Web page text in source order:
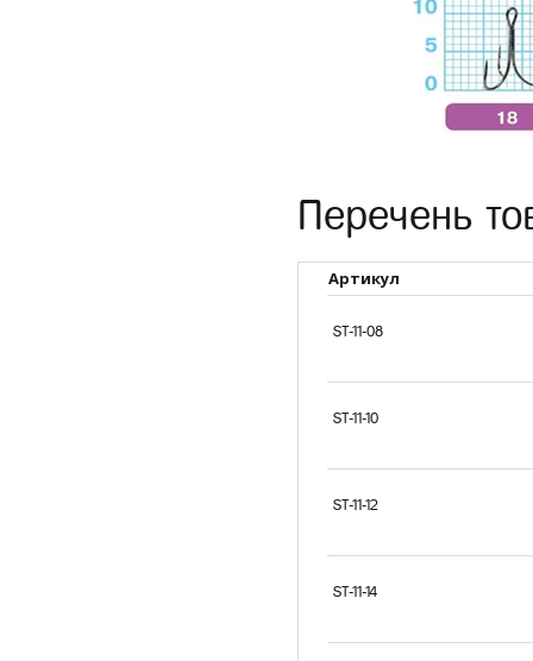
подобрать
Перечень
Артикул
ST-11-08
ST-11-10
ST-11-12
ST-11-14